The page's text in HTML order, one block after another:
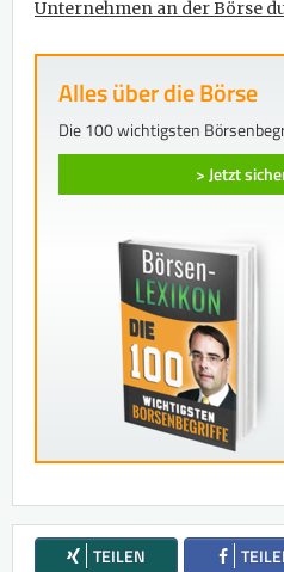
Unternehmen an der Börse
Alles über die Börse
Die 100 wichtigsten
> Jetzt
TEILEN